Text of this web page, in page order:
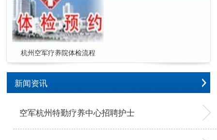
杭州空军疗养院体检流程
新闻资讯
空军杭州特勤疗养中心招聘护士